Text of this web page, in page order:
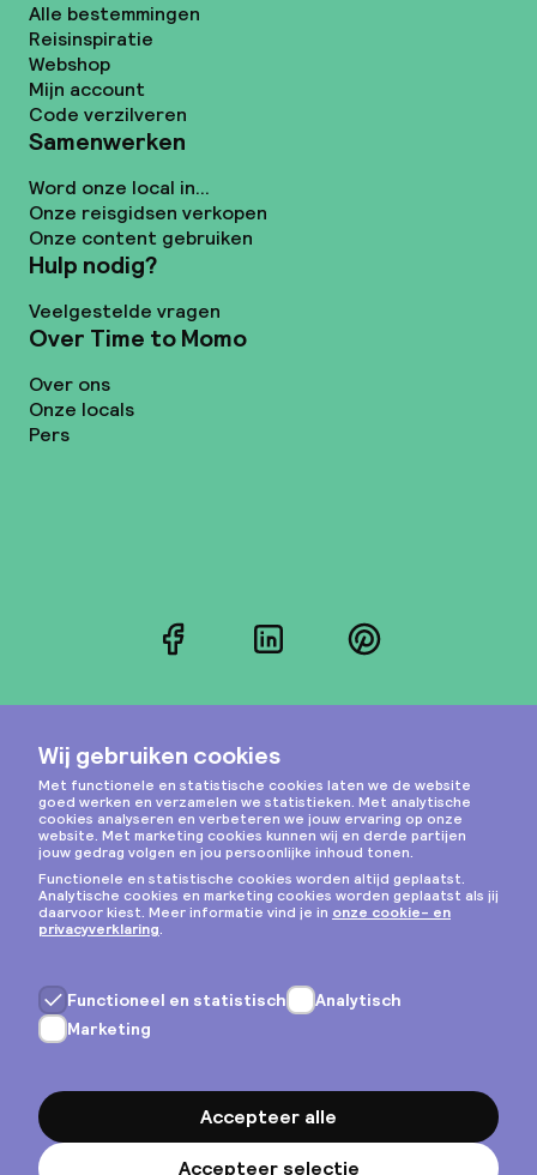
Alle bestemmingen
Reisinspiratie
Webshop
Mijn account
Code verzilveren
Samenwerken
Word onze local in...
Onze reisgidsen verkopen
Onze content gebruiken
Hulp nodig?
Veelgestelde vragen
Over Time to Momo
Over ons
Onze locals
Pers
FacebookLinkedInPinterest
Instagram
Privacy & cookies
Algemene voorwaarden